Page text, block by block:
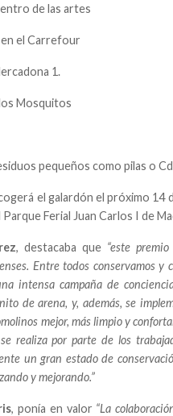
de las artes
el Carrefour
1.
Mosquitos
pequeños como pilas o
el galardón el próximo 14
Ferial Juan Carlos I de
, destacaba que “este
Entre todos conservamos y
intensa campaña de
de arena, y, además, se
mejor, más limpio y
realiza por parte de los
un gran estado de
y mejorando.”
, ponía en valor “La